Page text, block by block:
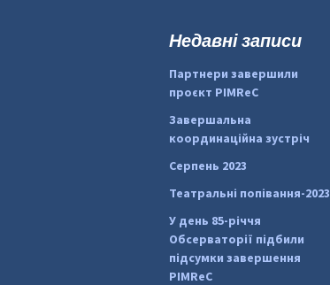
Недавні записи
Партнери завершили
проєкт PIMReC
Завершальна
координаційна зустріч
Серпень 2023
Театральні попівання-2023
У день 85-річчя
Обсерваторії підбили
підсумки завершення
PIMReC